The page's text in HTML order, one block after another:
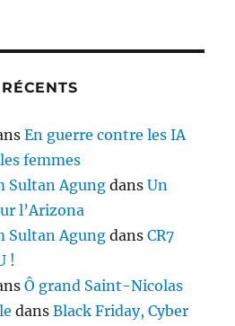
En guerre contre les IA
femmes
Sultan Agung dansUn
l’Arizona
Sultan Agung dansCR7
!
Ô grand Saint-Nicolas
dansBlack Friday, Cyber